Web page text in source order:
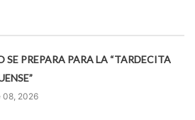
SE PREPARA PARA LA “TARDECITA
08, 2026